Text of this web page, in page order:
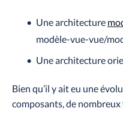
Une architecture
modèle-vue-vue/
Une architecture
Bien qu’il y ait eu une
composants, de nombreux